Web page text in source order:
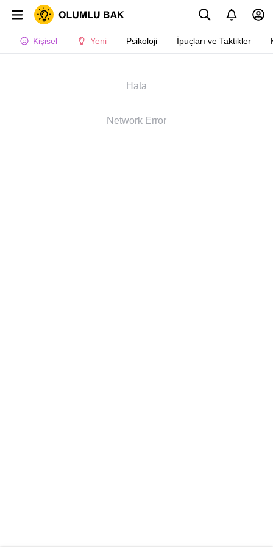
Kişisel Yeni Psikoloji İpuçları ve Taktikler
Hata
Network Error